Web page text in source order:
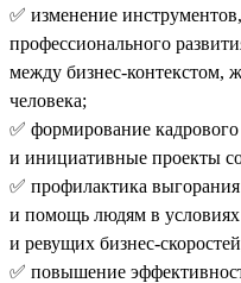
✅ изменение
профессионального
между бизнес-контекстом,
человека;
✅ формирование кадрового
и инициативные проекты
✅ профилактика
и помощь людям в
и ревущих бизнес-
✅ повышение